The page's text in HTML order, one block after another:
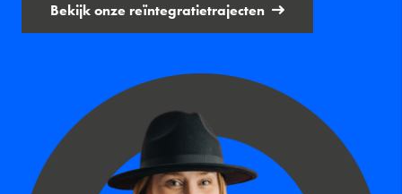
Bekijk onze reïntegratietrajecten